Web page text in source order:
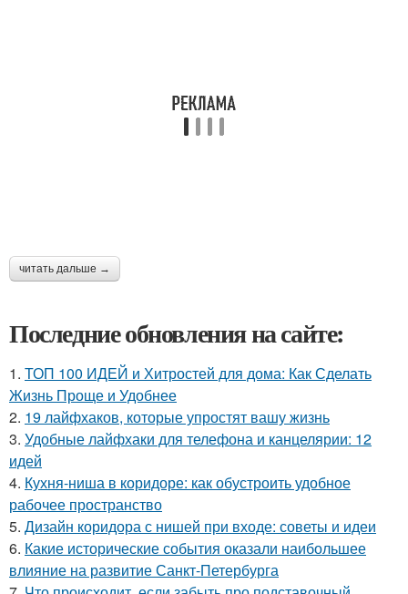
читать дальше →
Последние обновления на сайте:
1. ТОП 100 ИДЕЙ и Хитростей для дома: Как Сделать
Жизнь Проще и Удобнее
2. 19 лайфхаков, которые упростят вашу жизнь
3. Удобные лайфхаки для телефона и канцелярии: 12
идей
4. Кухня-ниша в коридоре: как обустроить удобное
рабочее пространство
5. Дизайн коридора с нишей при входе: советы и идеи
6. Какие исторические события оказали наибольшее
влияние на развитие Санкт-Петербурга